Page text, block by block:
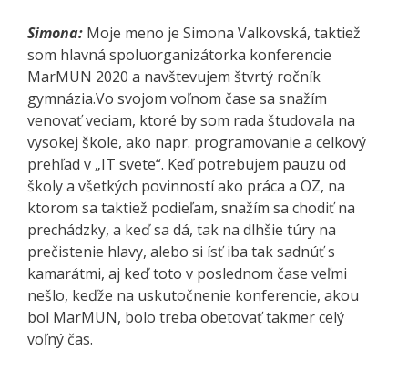
Simona: Moje meno je Simona Valkovská, taktiež
som hlavná spoluorganizátorka konferencie
MarMUN 2020 a navštevujem štvrtý ročník
gymnázia.Vo svojom voľnom čase sa snažím
venovať veciam, ktoré by som rada študovala na
vysokej škole, ako napr. programovanie a celkový
prehľad v „IT svete“. Keď potrebujem pauzu od
školy a všetkých povinností ako práca a OZ, na
ktorom sa taktiež podieľam, snažím sa chodiť na
prechádzky, a keď sa dá, tak na dlhšie túry na
prečistenie hlavy, alebo si ísť iba tak sadnúť s
kamarátmi, aj keď toto v poslednom čase veľmi
nešlo, keďže na uskutočnenie konferencie, akou
bol MarMUN, bolo treba obetovať takmer celý
voľný čas.